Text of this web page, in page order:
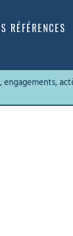
RÉFÉRENCES